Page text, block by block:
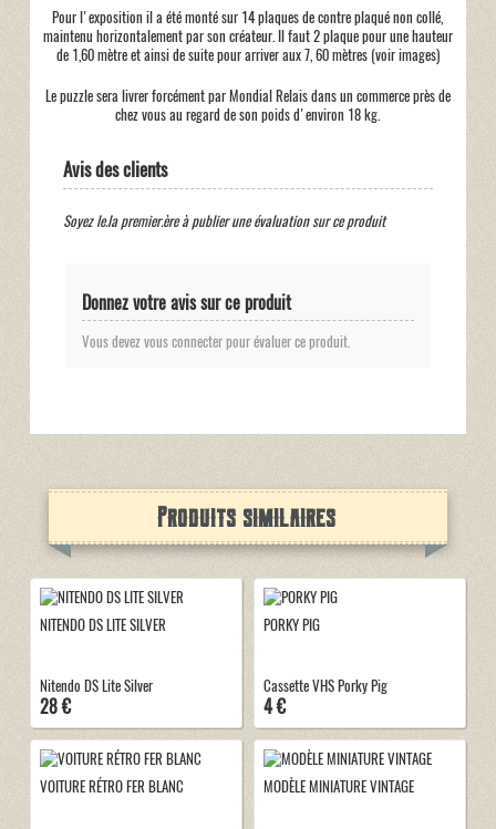
Pour l'exposition il a été monté sur 14 plaques de contre plaqué non collé,
maintenu horizontalement par son créateur. Il faut 2 plaque pour une hauteur
de 1,60 mètre et ainsi de suite pour arriver aux 7, 60 mètres (voir images)
Le puzzle sera livrer forcément par Mondial Relais dans un commerce près de
chez vous au regard de son poids d'environ 18 kg.
Avis des clients
Soyez le.la premier.ère à publier une évaluation sur ce produit
Donnez votre avis sur ce produit
Vous devez vous connecter pour évaluer ce produit.
Produits similaires
NITENDO DS LITE SILVER
Nitendo DS Lite Silver
28 €
PORKY PIG
Cassette VHS Porky Pig
4 €
VOITURE RÉTRO FER BLANC MODÈLE MINIATURE VINTAGE